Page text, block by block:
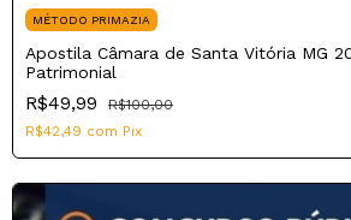
MÉTODO PRIMAZIA
Apostila Câmara de Santa Vitória MG
Patrimonial
R$49,99
R$100,00
R$42,49 com Pix